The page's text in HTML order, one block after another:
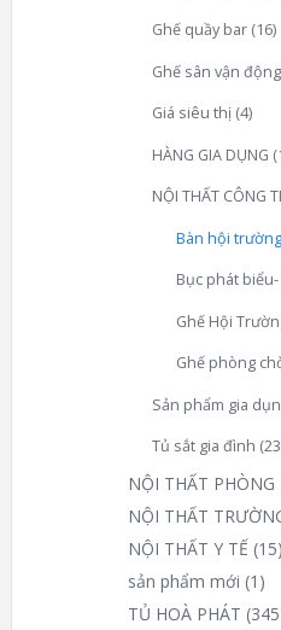
Ghế quầy bar (16)
Ghế sân vận động
Giá siêu thị (4)
HÀNG GIA DỤNG
NỘI THẤT CÔNG
Bàn hội trường
Bục phát
Ghế Hội
Ghế phòng
Sản phẩm gia
Tủ sắt gia đình
NỘI THẤT PHÒNG
NỘI THẤT
NỘI THẤT Y TẾ (15)
sản phẩm mới (1)
TỦ HOÀ PHÁT